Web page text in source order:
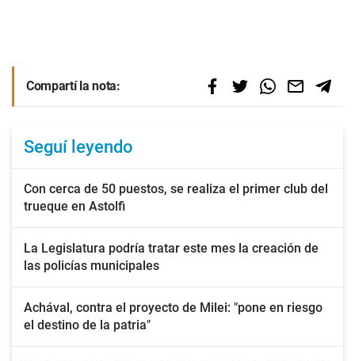
Compartí la nota:
Seguí leyendo
Con cerca de 50 puestos, se realiza el primer club del
trueque en Astolfi
La Legislatura podría tratar este mes la creación de
las policías municipales
Achával, contra el proyecto de Milei: "pone en riesgo
el destino de la patria"